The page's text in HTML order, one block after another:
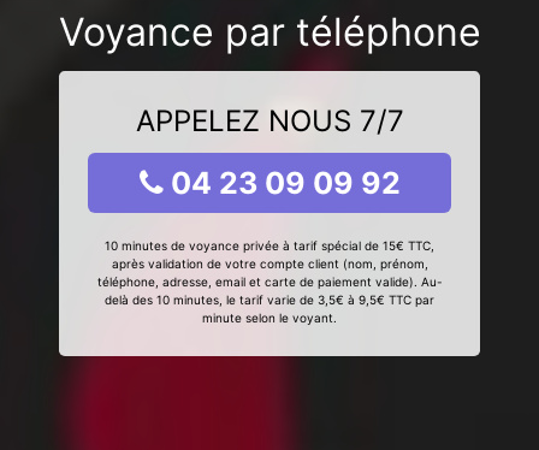
Voyance par téléphone
APPELEZ NOUS 7/7
04 23 09 09 92
10 minutes de voyance privée à tarif spécial de 15€ TTC,
après validation de votre compte client (nom, prénom,
téléphone, adresse, email et carte de paiement valide). Au-
delà des 10 minutes, le tarif varie de 3,5€ à 9,5€ TTC par
minute selon le voyant.